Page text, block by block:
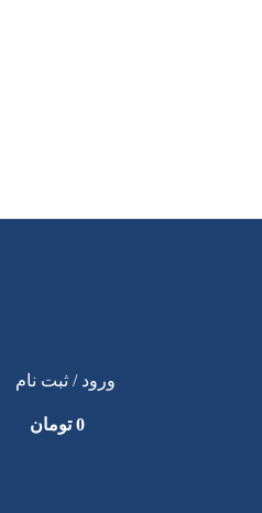
ورود / ثبت نام
0 تومان